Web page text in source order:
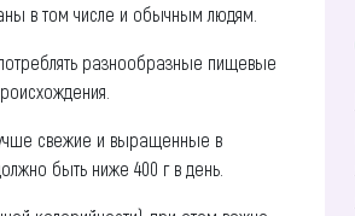
в том числе и обычным людям.
разнообразные пищевые
свежие и выращенные в
быть ниже 400 г в день.